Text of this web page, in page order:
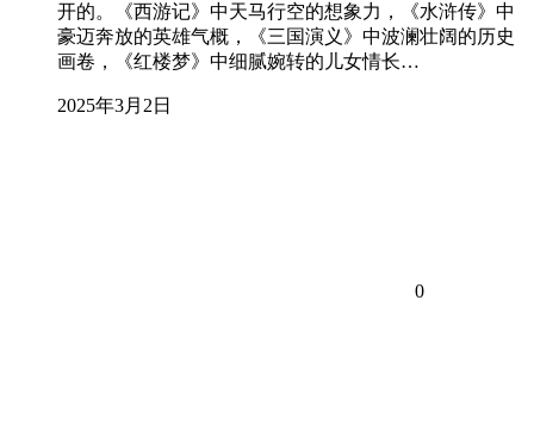
开的。《西游记》中天马行空的想象力，《水浒传》中
豪迈奔放的英雄气概，《三国演义》中波澜壮阔的历史
画卷，《红楼梦》中细腻婉转的儿女情长…
2025年3月2日
0